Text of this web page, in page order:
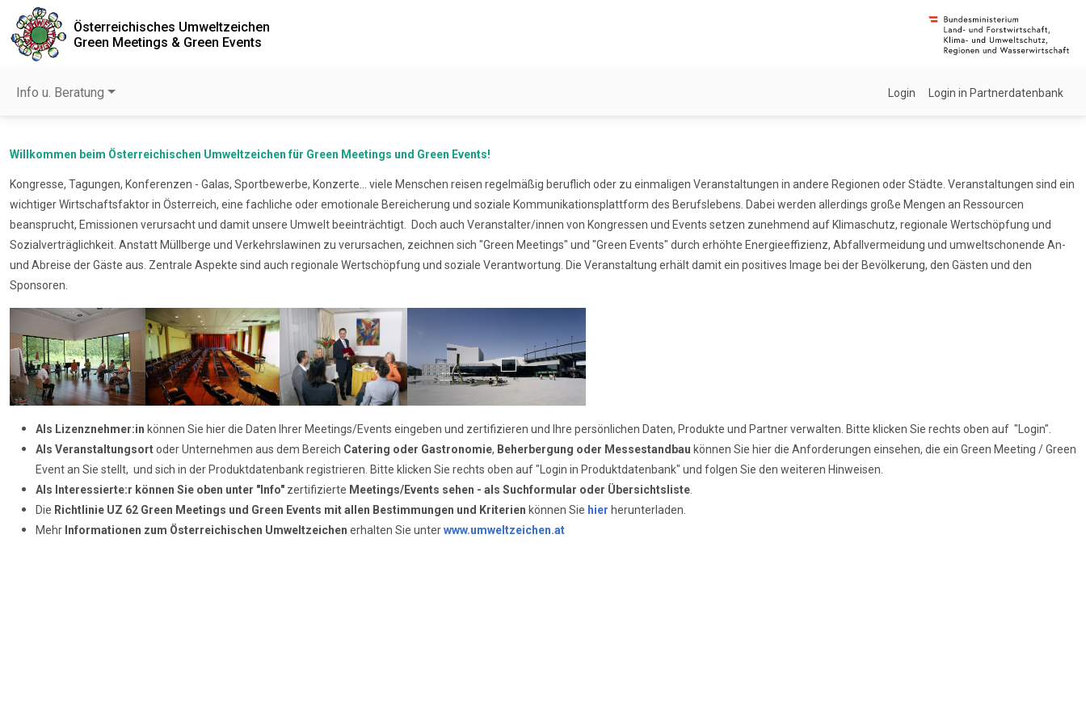
Österreichisches Umweltzeichen
Green Meetings & Green Events
Info u. Beratung Login Login in Partnerdatenbank
Willkommen beim Österreichischen Umweltzeichen für Green Meetings und Green Events!
Kongresse, Tagungen, Konferenzen - Galas, Sportbewerbe, Konzerte... viele Menschen reisen regelmäßig beruflich oder zu einmaligen Veranstaltungen in andere Regionen oder Städte. Veranstaltungen sind ein
wichtiger Wirtschaftsfaktor in Österreich, eine fachliche oder emotionale Bereicherung und soziale Kommunikationsplattform des Berufslebens. Dabei werden allerdings große Mengen an Ressourcen
beansprucht, Emissionen verursacht und damit unsere Umwelt beeinträchtigt. Doch auch Veranstalter/innen von Kongressen und Events setzen zunehmend auf Klimaschutz, regionale Wertschöpfung und
Sozialverträglichkeit. Anstatt Müllberge und Verkehrslawinen zu verursachen, zeichnen sich "Green Meetings" und "Green Events" durch erhöhte Energieeffizienz, Abfallvermeidung und umweltschonende An-
und Abreise der Gäste aus. Zentrale Aspekte sind auch regionale Wertschöpfung und soziale Verantwortung. Die Veranstaltung erhält damit ein positives Image bei der Bevölkerung, den Gästen und den
Sponsoren.
Als Lizenznehmer:in können Sie hier die Daten Ihrer Meetings/Events eingeben und zertifizieren und Ihre persönlichen Daten, Produkte und Partner verwalten. Bitte klicken Sie rechts oben auf "Login".
Als Veranstaltungsortoder Unternehmen aus dem Bereich Catering oder Gastronomie, Beherbergung oder Messestandbau können Sie hier die Anforderungen einsehen, die ein Green Meeting / Green
Event an Sie stellt, und sich in der Produktdatenbank registrieren. Bitte klicken Sie rechts oben auf "Login in Produktdatenbank" und folgen Sie den weiteren Hinweisen.
Als Interessierte:r können Sie oben unter "Info" zertifizierte Meetings/Events sehen - als Suchformular oder Übersichtsliste
Die Richtlinie UZ 62 Green Meetings und Green Events mit allen Bestimmungen und Kriterien können Sie hier herunterladen.
Mehr Informationen zum Österreichischen Umweltzeichen erhalten Sie unterwww.umweltzeichen.at